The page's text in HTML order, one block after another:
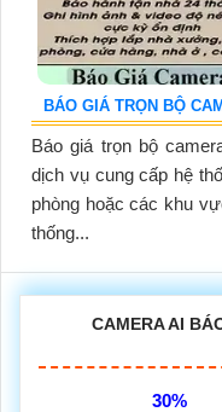
BÁO GIÁ TRỌN BỘ
Báo giá trọn bộ
dịch vụ cung cấp hệ
phòng hoặc các khu
thống...
CAMERA AI
30%